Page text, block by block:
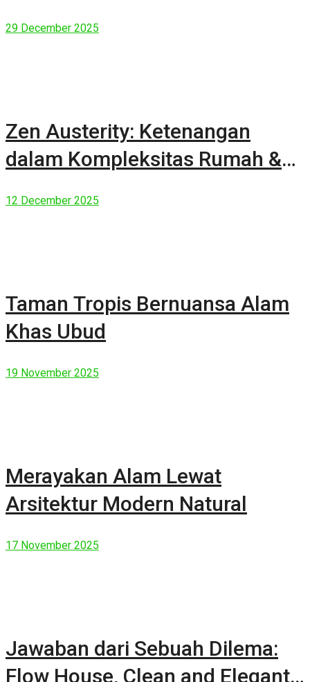
29 December 2025
Zen Austerity: Ketenangan
dalam Kompleksitas Rumah &
12 December 2025
Taman Tropis Bernuansa Alam
Khas Ubud
19 November 2025
Merayakan Alam Lewat
Arsitektur Modern Natural
17 November 2025
Jawaban dari Sebuah Dilema:
Flow House, Clean and Elegant